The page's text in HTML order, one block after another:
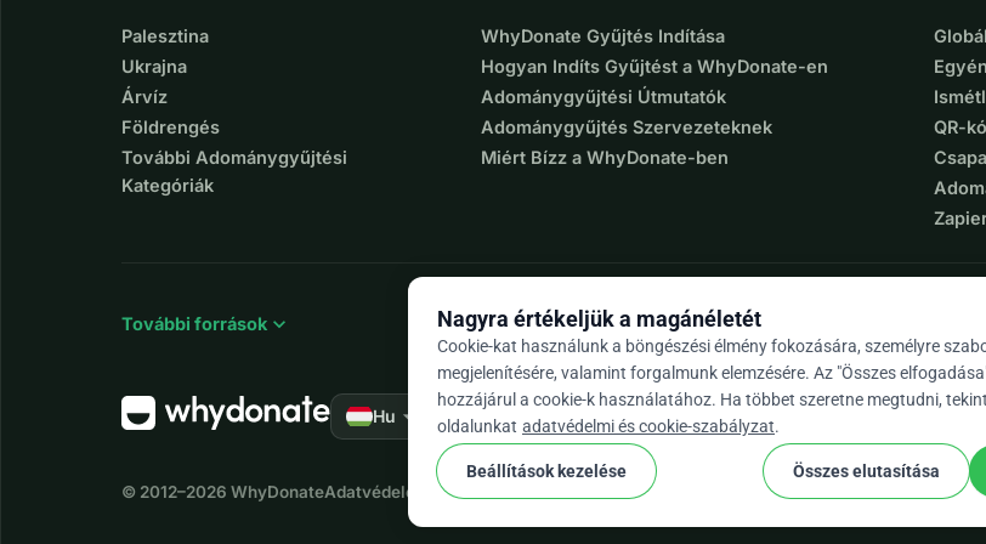
Palesztina
Ukrajna
Árvíz
Földrengés
További Adománygyűjtési
Kategóriák
WhyDonate Gyűjtés Indítása
Hogyan Indíts Gyűjtést a WhyDonate-en
Adománygyűjtési Útmutatók
Adománygyűjtés Szervezeteknek
Miért Bízz a WhyDonate-ben
QR-
További források expand_more
Hu arrow_drop_down ★★★★★ 4,9 / 5 több mint 500 értékelés alapján
© 2012–2026 WhyDonateAdatvédelem és sütik Általános szerződési feltételek Cookie Beállítások
Nagyra értékeljük a magánéletét
Cookie-kat használunk a böngészési élmény fokozására, személyre
megjelenítésére, valamint forgalmunk elemzésére. Az "Összes
hozzájárul a cookie-k használatához. Ha többet szeretne megtudni,
oldalunkat adatvédelmi és cookie-szabályzat.
Beállítások kezelése Összes elutasítása